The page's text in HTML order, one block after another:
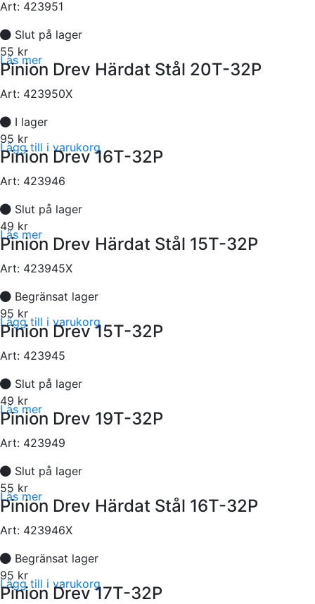
Art: 423951
Slut på lager
55 kr
Läs mer
Pinion Drev Härdat Stål 20T-32P
Art: 423950X
I lager
95 kr
Lägg till i varukorg
Pinion Drev 16T-32P
Art: 423946
Slut på lager
49 kr
Läs mer
Pinion Drev Härdat Stål 15T-32P
Art: 423945X
Begränsat lager
95 kr
Lägg till i varukorg
Pinion Drev 15T-32P
Art: 423945
Slut på lager
49 kr
Läs mer
Pinion Drev 19T-32P
Art: 423949
Slut på lager
55 kr
Läs mer
Pinion Drev Härdat Stål 16T-32P
Art: 423946X
Begränsat lager
95 kr
Lägg till i varukorg
Pinion Drev 17T-32P